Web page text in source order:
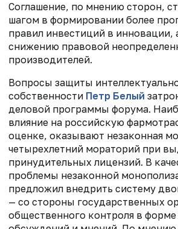
Соглашение, по мнению сторон,
шагом в формировании более
правил инвестиций в инновации,
снижению правовой
производителей.
Вопросы защиты
собственности Петр Белый
деловой программы форума.
влияние на российскую
оценке, оказывают незаконная
четырехлетний мораторий при
принудительных лицензий. В
проблемы незаконной
предложил внедрить систему
— со стороны государственных
общественного контроля в